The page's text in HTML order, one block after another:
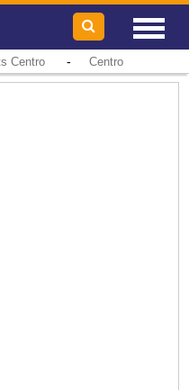
Centro- Centro